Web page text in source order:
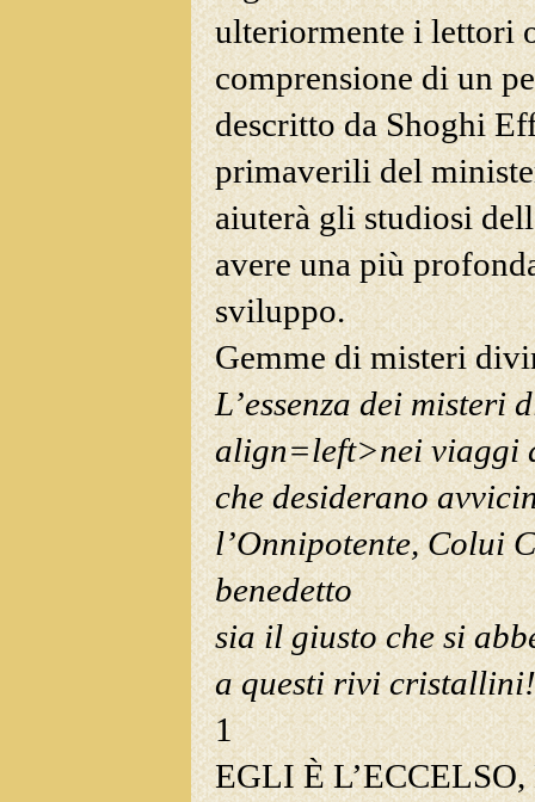
ulteriormente i lettori
comprensione di un
descritto da Shoghi
primaverili del
aiuterà gli studiosi
avere una più
sviluppo.
Gemme di misteri
L’essenza dei misteri
align=left>nei viaggi
che desiderano
l’Onnipotente, Colui
benedetto
sia il giusto che si
a questi rivi cristallini!
1
EGLI È L’ECCELSO,